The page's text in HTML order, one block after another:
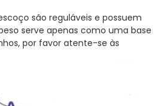
são reguláveis e possuem
serve apenas como uma base
por favor atente-se às